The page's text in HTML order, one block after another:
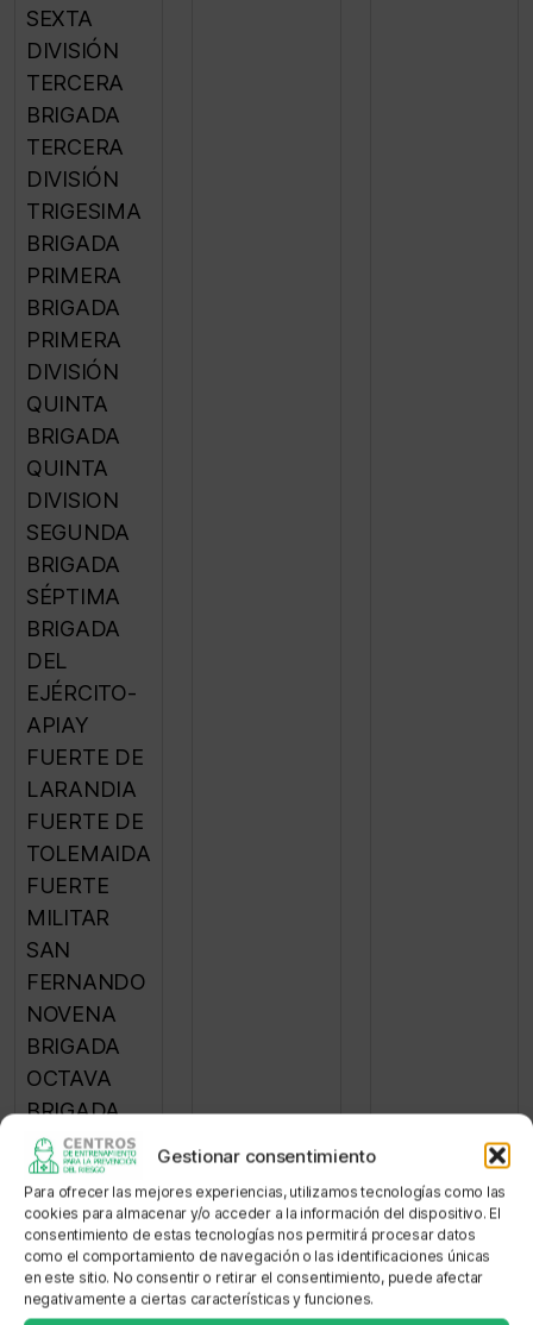
Gestionar consentimiento
Para ofrecer las mejores experiencias, utilizamos tecnologías como las
cookies para almacenar y/o acceder a la información del dispositivo. El
consentimiento de estas tecnologías nos permitirá procesar datos
como el comportamiento de navegación o las identificaciones únicas
en este sitio. No consentir o retirar el consentimiento, puede afectar
negativamente a ciertas características y funciones.
SEXTA
DIVISIÓN
TERCERA
BRIGADA
TERCERA
DIVISIÓN
TRIGESIMA
BRIGADA
PRIMERA
BRIGADA
PRIMERA
DIVISIÓN
QUINTA
BRIGADA
QUINTA
DIVISION
SEGUNDA
BRIGADA
SÉPTIMA
BRIGADA
DEL
EJÉRCITO-
APIAY
FUERTE DE
LARANDIA
FUERTE DE
TOLEMAIDA
FUERTE
MILITAR
SAN
FERNANDO
NOVENA
BRIGADA
OCTAVA
BRIGADA
OCTAVA
DIVISIÓN
DECIMA
SEXTA
BRIGADA
DECIMO